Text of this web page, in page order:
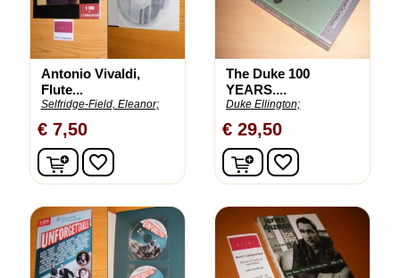
Antonio Vivaldi,
Flute...
Selfridge-Field, Eleanor;
€ 7,50
In winkelwagen
favorite_border
The Duke 100
YEARS....
Duke Ellington;
€ 29,50
In winkelwagen
favorite_border